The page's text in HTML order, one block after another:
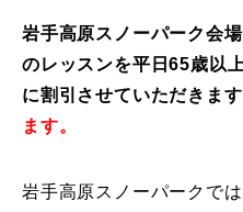
インストラクター募集
インストラクター一覧
岩手高原スノーパーク会
のレッスンを平日65歳以
に割引させていただきます
ます。
岩手高原スノーパークで